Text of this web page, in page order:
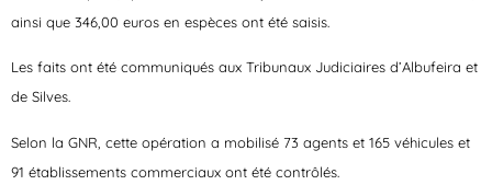
ainsi que 346,00 euros en espèces ont été saisis.
Les faits ont été communiqués aux Tribunaux Judiciaires d’Albufeira et
de Silves.
Selon la GNR, cette opération a mobilisé 73 agents et 165 véhicules et
91 établissements commerciaux ont été contrôlés.